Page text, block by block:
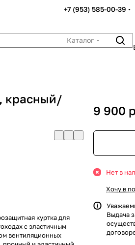
+7 (953) 585-00-39
Каталог
красный/
куртка для
с эластичным
вентиляционных
9 900 p
Нет в
Хочу в
Выдача